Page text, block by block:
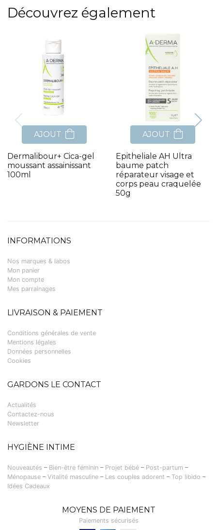
Découvrez également
AJOUT
Dermalibour+ Cica-gel
moussant assainissant
100ml
AJOUT
Epitheliale AH Ultra
baume patch
réparateur visage et
corps peau craquelée
50g
INFORMATIONS
Nos marques & labos
Mon panier
Mon compte
Mes parrainages
LIVRAISON & PAIEMENT
Conditions générales de vente
Mentions légales
Données personnelles
Cookies
GARDONS LE CONTACT
Actualités
Contactez-nous
Newsletter
HYGIÈNE INTIME
Nouveautés – Bien-être féminin – Projet bébé – Post-partum –
Ménopause – Vitalité masculine – Les couples adorent – Top libido –
Idées Cadeaux
MOYENS DE PAIEMENT
Paiements sécurisés